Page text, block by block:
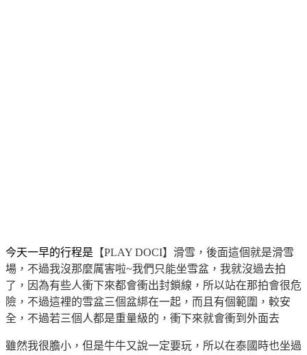
今天一早的行程是 【PLAY DOCI】滑雪，後面這個就是滑雪
場，不過我沒那麼厲害啦~我們只能坐雪盆，我就沒過去拍
了，因為有些人衝下來都會衝出封鎖線，所以站在那拍會很危
險，不過這裡的雪盆三個盆綁在一起，而且有個範圍，較安
全，不過若三個人都是重量級的，衝下來就會衝到外面去
雖然我很膽小，但是牛牛又說一定要玩，所以在泰國時也坐過